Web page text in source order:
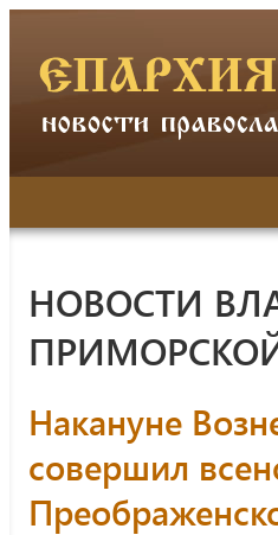
НОВОСТИ
Накануне
совершил